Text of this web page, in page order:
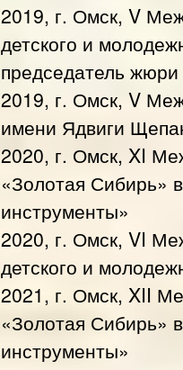
2019, г. Омск, V
детского и
председатель жюри
2019, г. Омск, V
имени Ядвиги
2020, г. Омск, XI
«Золотая Сибирь»
инструменты»
2020, г. Омск, VI
детского и
2021, г. Омск, XII
«Золотая Сибирь»
инструменты»